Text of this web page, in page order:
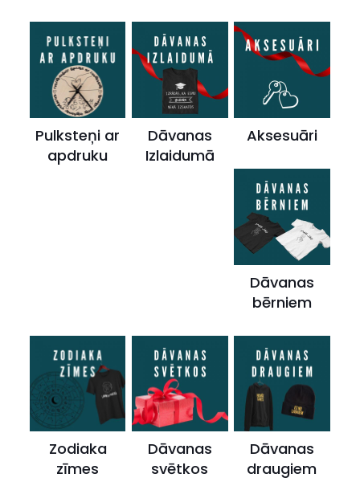
Pulksteņi ar
apdruku
Dāvanas
Izlaidumā
Aksesuāri
Dāvanas
bērniem
Zodiaka
zīmes
Dāvanas
svētkos
Dāvanas
draugiem